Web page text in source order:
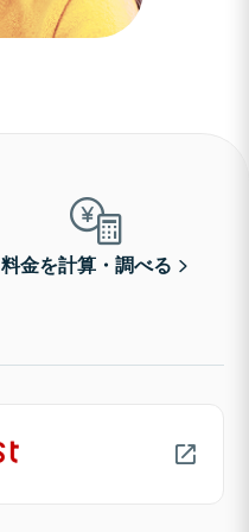
料金を計算・調べる